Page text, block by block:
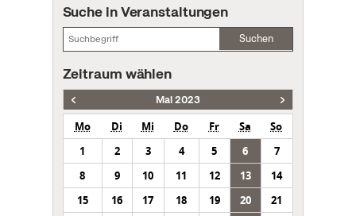
Suche in Veranstaltungen
Suchen
Zeitraum wählen
Mai 2023
Mo Di Mi Do Fr Sa
So
1
2 3 4 5 6
7
8
9 10 11 12 13
14
15
16 17 18 19 20
21